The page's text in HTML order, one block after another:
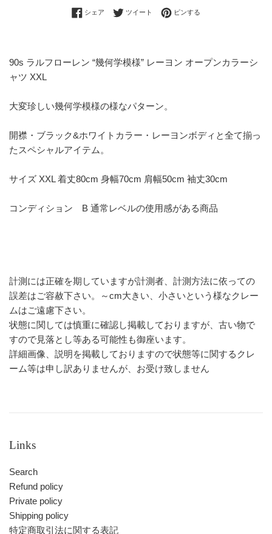
シェア Facebookでシェアする
ツイート Twitterに投稿する
ピンする
90s ラルフローレン “幾何学模様” レーヨン オープンカラーシ
ャツ XXL
大変珍しい幾何学模様の様なパターン。
開襟・ブラック&ホワイトカラー・レーヨンボディと全て揃っ
たスペシャルアイテム。
サイズ XXL 着丈80cm 身幅70cm 肩幅50cm 袖丈30cm
コンディション B 通常レベルの使用感がある商品
計測には正確を期していますが計測者、計測方法に依っての
誤差はご容赦下さい。～cm大きい、小さいという様なクレー
ムはご遠慮下さい。
状態に関しては慎重に確認し掲載しておりますが、古い物で
すので見落とし等ある可能性も御座います。
詳細画像、説明を掲載しておりますので状態等に関するクレ
ーム等は申し訳ありませんが、お受け致しません
Links
Search
Refund policy
Private policy
Shipping policy
特定商取引法に関する表記